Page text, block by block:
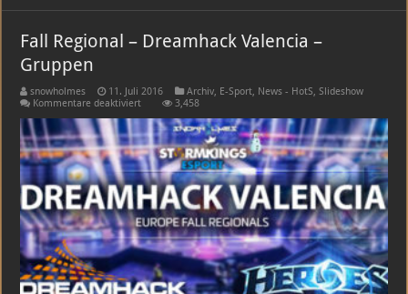
Fall Regional – Dreamhack Valencia –
Gruppen
snowholmes 11. Juli 2016 Archiv, E-Sport, News - HotS,Slideshow
Kommentare deaktiviertfür
Regional
–
Dreamhack
Valencia
–
Gruppen
3,458